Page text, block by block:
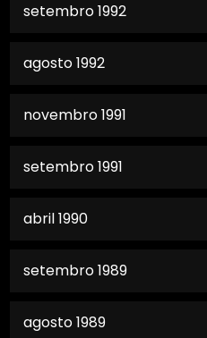
setembro 1992
agosto 1992
novembro 1991
setembro 1991
abril 1990
setembro 1989
agosto 1989